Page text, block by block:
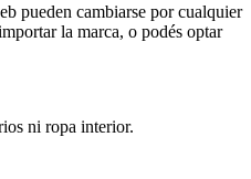
pueden cambiarse por cualquier
la marca, o podés optar
ni ropa interior.